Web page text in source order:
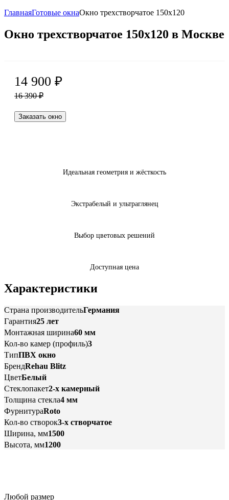
ГлавнаяГотовые окнаОкно трехстворчатое 150x120
Окно трехстворчатое 150x120 в Москве
14 900 ₽
16 390₽
Заказать окно
Идеальная геометрия и жёсткость
Экстрабелый и ультраглянец
Выбор цветовых решений
Доступная цена
Характеристики
Страна производительГермания
Гарантия25 лет
Монтажная ширина60 мм
Кол-во камер (профиль)3
ТипПВХ окно
БрендRehau Blitz
ЦветБелый
Стеклопакет2-х камерный
Толщина стекла4 мм
ФурнитураRoto
Кол-во створок3-х створчатое
Ширина, мм1500
Высота, мм1200
Любой размер